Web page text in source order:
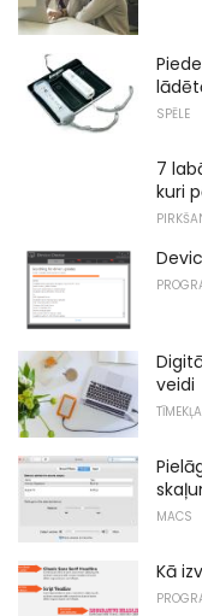
SPĒLE
7
kuri
veidi
MACS
Kā